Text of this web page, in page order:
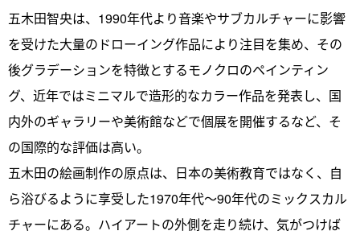
五木田智央は、1990年代より音楽やサブカルチャーに影響
を受けた大量のドローイング作品により注目を集め、その
後グラデーションを特徴とするモノクロのペインティン
グ、近年ではミニマルで造形的なカラー作品を発表し、国
内外のギャラリーや美術館などで個展を開催するなど、そ
の国際的な評価は高い。
五木田の絵画制作の原点は、日本の美術教育ではなく、自
ら浴びるように享受した1970年代〜90年代のミックスカル
チャーにある。ハイアートの外側を走り続け、気がつけば